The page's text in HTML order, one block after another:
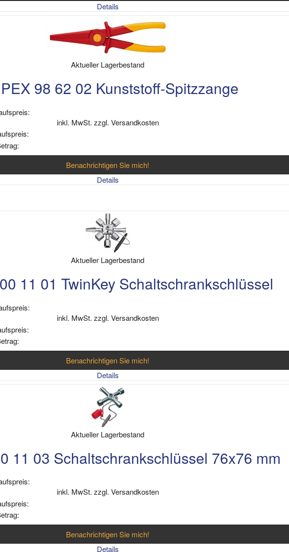
Details
Aktueller Lagerbestand
98 62 02 Kunststoff-Spitzzange
inkl. MwSt. zzgl. Versandkosten
Benachrichtigen Sie mich!
Details
Aktueller Lagerbestand
11 01 TwinKey Schaltschrankschlüssel
inkl. MwSt. zzgl. Versandkosten
Benachrichtigen Sie mich!
Details
Aktueller Lagerbestand
11 03 Schaltschrankschlüssel 76x76 mm
inkl. MwSt. zzgl. Versandkosten
Benachrichtigen Sie mich!
Details